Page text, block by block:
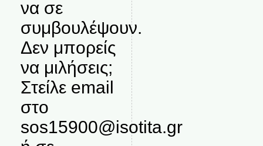
να σε
συμβουλέψουν.
Δεν μπορείς
να μιλήσεις;
Στείλε email
στο
sos15900@isotita.gr